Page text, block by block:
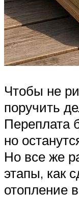
Чтобы не
поручить
Переплата
но
Но все же
этапы, как
отопление